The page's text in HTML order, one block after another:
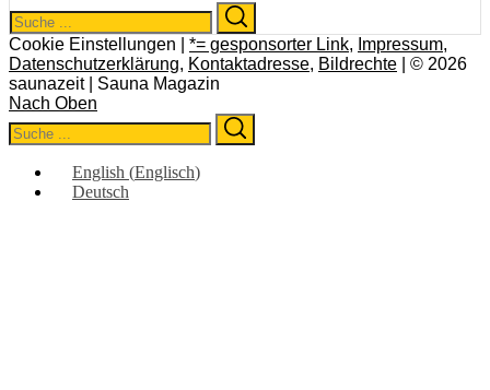
Search
for:
Cookie Einstellungen | *= gesponsorter Link, Impressum,
Datenschutzerklärung, Kontaktadresse, Bildrechte | © 2026
saunazeit | Sauna Magazin
Nach Oben
Search
for:
English (Englisch)
Deutsch